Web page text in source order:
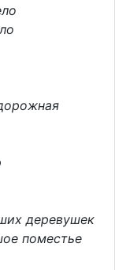
деревушек
поместье